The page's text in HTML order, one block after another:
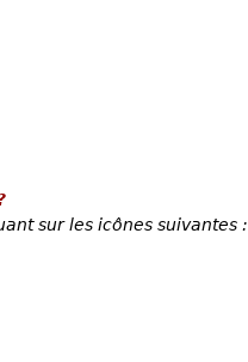
sur les icônes suivantes :